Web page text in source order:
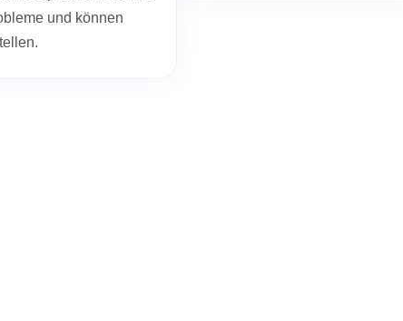
und können